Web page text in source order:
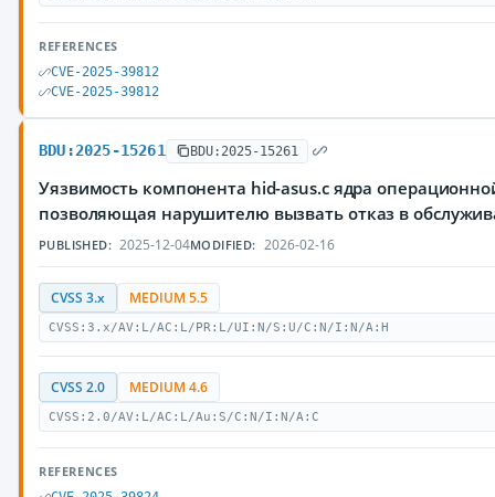
REFERENCES
CVE-2025-39812
CVE-2025-39812
BDU:2025-15261 BDU:2025-15261
Уязвимость компонента hid-asus.c ядра
позволяющая нарушителю вызвать отказ в
PUBLISHED: 2025-12-04MODIFIED: 2026-02-16
CVSS 3.x MEDIUM 5.5
CVSS:3.x/AV:L/AC:L/PR:L/UI:N/S:U/C:N/I:N/A:H
CVSS 2.0 MEDIUM 4.6
CVSS:2.0/AV:L/AC:L/Au:S/C:N/I:N/A:C
REFERENCES